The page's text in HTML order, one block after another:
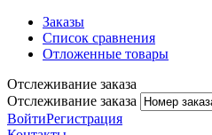
Заказы
Список сравнения
Отложенные товары
Отслеживание заказа
Отслеживание заказа
ВойтиРегистрация